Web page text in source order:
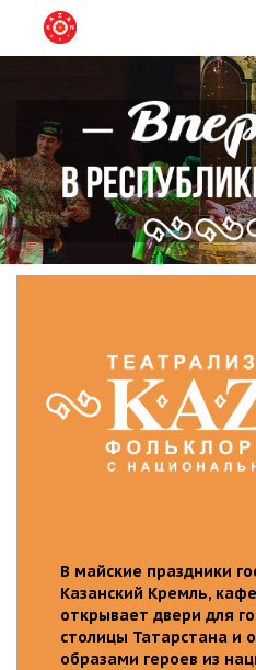
В майские праздники
Казанский Кремль,
открывает двери для
столицы Татарстана и
образами героев из